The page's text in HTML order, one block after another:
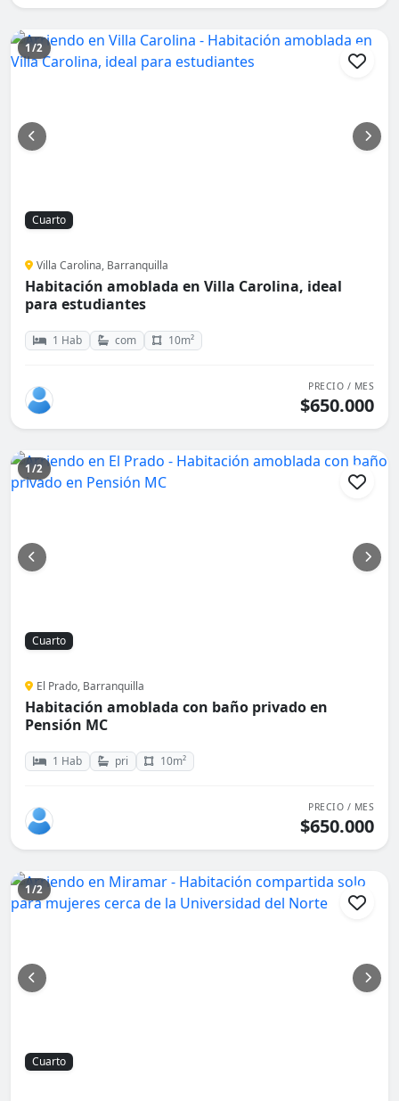
1/2
Cuarto
Villa Carolina, Barranquilla
Habitación amoblada en Villa Carolina, ideal
para estudiantes
1 Hab com 10m²
PRECIO / MES
$650.000
1/2
Cuarto
El Prado, Barranquilla
Habitación amoblada con baño privado en
Pensión MC
1 Hab pri 10m²
PRECIO / MES
$650.000
1/2
Cuarto